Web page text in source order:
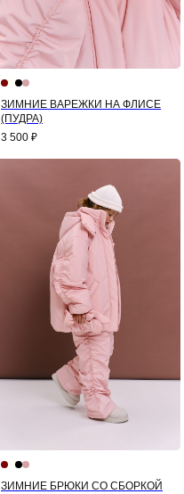
ЗИМНИЕ ВАРЕЖКИ НА ФЛИСЕ
(ПУДРА)
3 500 ₽
ЗИМНИЕ БРЮКИ СО СБОРКОЙ